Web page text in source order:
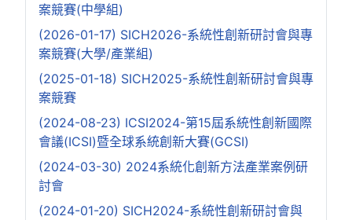
案競賽(中學組)
(2026-01-17) SICH2026-系統性創新研討會與專
案競賽(大學/產業組)
(2025-01-18) SICH2025-系統性創新研討會與專
案競賽
(2024-08-23) ICSI2024-第15屆系統性創新國際
會議(ICSI)暨全球系統創新大賽(GCSI)
(2024-03-30) 2024系統化創新方法產業案例研
討會
(2024-01-20) SICH2024-系統性創新研討會與